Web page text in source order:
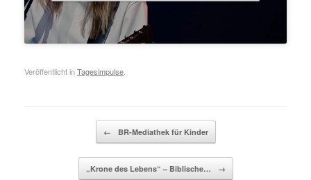
Veröffentlicht inTagesimpulse
← BR-Mediathek für Kinder
„Krone des Lebens“ – Biblische… →